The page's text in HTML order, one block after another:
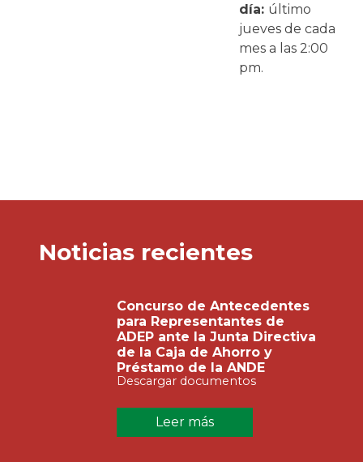
día: último
jueves de cada
mes a las 2:00
pm.
Noticias recientes
Concurso de Antecedentes
para Representantes de
ADEP ante la Junta Directiva
de la Caja de Ahorro y
Préstamo de la ANDE
Descargar documentos
Leer más